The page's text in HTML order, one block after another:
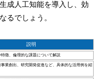
成人工知能を導入し、効
るでしょう。
説明
徴、倫理的な課題について解説
業創出、研究開発促進など、具体的な活用例を紹